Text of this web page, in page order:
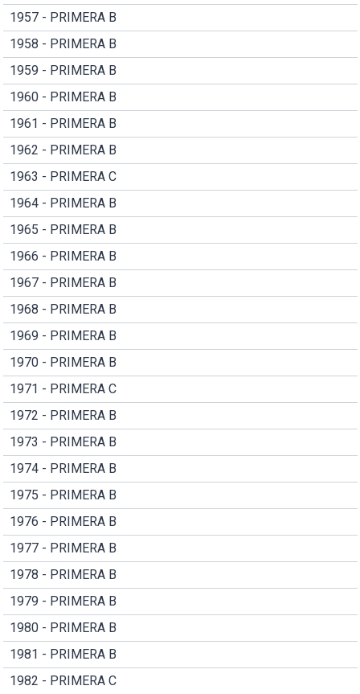
1957 - PRIMERA B
1958 - PRIMERA B
1959 - PRIMERA B
1960 - PRIMERA B
1961 - PRIMERA B
1962 - PRIMERA B
1963 - PRIMERA C
1964 - PRIMERA B
1965 - PRIMERA B
1966 - PRIMERA B
1967 - PRIMERA B
1968 - PRIMERA B
1969 - PRIMERA B
1970 - PRIMERA B
1971 - PRIMERA C
1972 - PRIMERA B
1973 - PRIMERA B
1974 - PRIMERA B
1975 - PRIMERA B
1976 - PRIMERA B
1977 - PRIMERA B
1978 - PRIMERA B
1979 - PRIMERA B
1980 - PRIMERA B
1981 - PRIMERA B
1982 - PRIMERA C